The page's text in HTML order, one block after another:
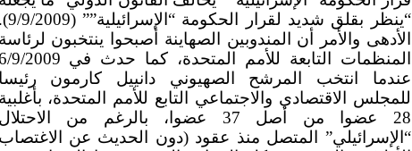
“ينظر بقلق شديد لقرار
الأدهى والأمر أن المندوبين الصهاينة أصبحوا ينتخبون
المنظمات التابعة للأمم المتحدة، كما حدث في 6/9/
عندما انتخب المرشح الصهيوني دانييل كارمون
للمجلس الاقتصادي والاجتماعي التابع للأمم المتحدة،
28 عضوا من أصل 37 عضوا، بالرغم من
“الإسرائيلي” المتصل منذ عقود (دون الحديث عن